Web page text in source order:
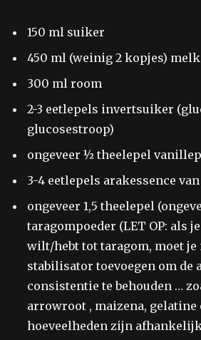
150 ml suiker
450 ml (weinig 2 kopjes) melk
300 ml room
2-3 eetlepels invertsuiker
glucosestroop)
ongeveer ½ theelepel
3-4 eetlepels arakessence
ongeveer 1,5 theelepel
taragompoeder (LET OP: als
wilt/hebt tot taragom, moet je
stabilisator toevoegen om de
consistentie te behouden …
arrowroot , maizena, gelatine
hoeveelheden zijn